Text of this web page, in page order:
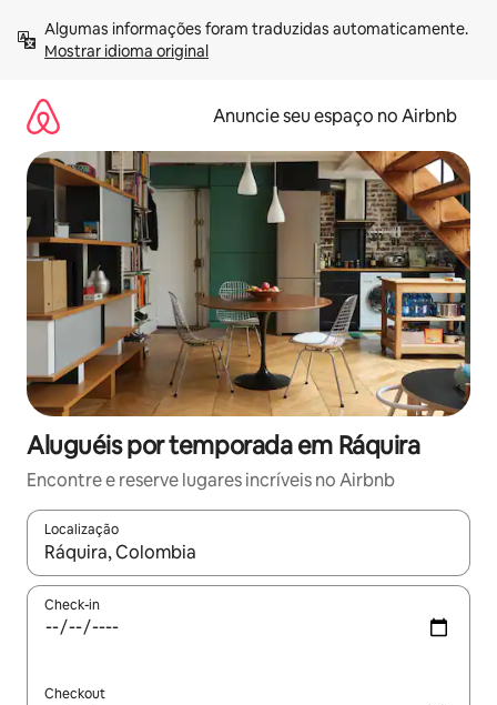
para
Mostrar idioma original
Anuncie seu espaço no Airbnb
Aluguéis por temporada em Ráquira
Encontre e reserve lugares incríveis no Airbnb
Localização
Quando os resultados estiverem disponíveis, explore-os
Check-in
Checkout